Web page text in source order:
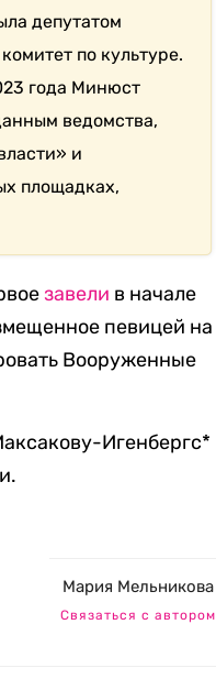
депутатом
по культуре.
года Минюст
ведомства,
и
площадках,
завели в начале
певицей на
Вооруженные
Игенбергс*
Мария Мельникова
Связаться с автором